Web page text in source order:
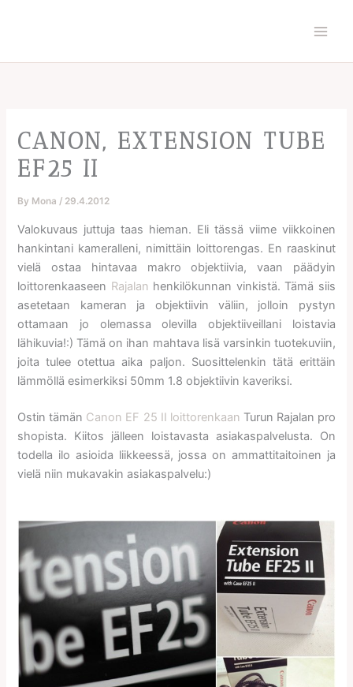
CANON, EXTENSION TUBE
EF25 II
By Mona / 29.4.2012
Valokuvaus juttuja taas hieman. Eli tässä viime viikkoinen
hankintani kameralleni, nimittäin loittorengas. En raaskinut
vielä ostaa hintavaa makro objektiivia, vaan päädyin
loittorenkaaseen Rajalan henkilökunnan vinkistä. Tämä siis
asetetaan kameran ja objektiivin väliin, jolloin pystyn
ottamaan jo olemassa olevilla objektiiveillani loistavia
lähikuvia!:) Tämä on ihan mahtava lisä varsinkin tuotekuviin,
joita tulee otettua aika paljon. Suosittelenkin tätä erittäin
lämmöllä esimerkiksi 50mm 1.8 objektiivin kaveriksi.
Ostin tämän Canon EF 25 II loittorenkaan Turun Rajalan pro
shopista. Kiitos jälleen loistavasta asiakaspalvelusta. On
todella ilo asioida liikkeessä, jossa on ammattitaitoinen ja
vielä niin mukavakin asiakaspalvelu:)